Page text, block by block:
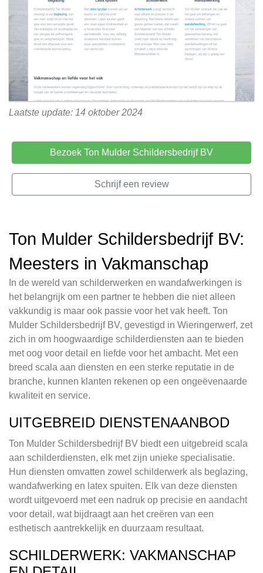
Laatste update: 14 oktober 2024
Bezoek Ton Mulder Schildersbedrijf BV
Schrijf een review
Ton Mulder Schildersbedrijf BV:
Meesters in Vakmanschap
In de wereld van schilderwerken en wandafwerkingen is
het belangrijk om een partner te hebben die niet alleen
vakkundig is maar ook passie voor het vak heeft. Ton
Mulder Schildersbedrijf BV, gevestigd in Wieringerwerf, zet
zich in om hoogwaardige schilderdiensten aan te bieden
met oog voor detail en liefde voor het ambacht. Met een
breed scala aan diensten en een sterke reputatie in de
branche, kunnen klanten rekenen op een ongeëvenaarde
kwaliteit en service.
UITGEBREID DIENSTENAANBOD
Ton Mulder Schildersbedrijf BV biedt een uitgebreid scala
aan schilderdiensten, elk met zijn unieke specialisatie.
Hun diensten omvatten zowel schilderwerk als beglazing,
wandafwerking en latex spuiten. Elk van deze diensten
wordt uitgevoerd met een nadruk op precisie en aandacht
voor detail, wat bijdraagt aan het creëren van een
esthetisch aantrekkelijk en duurzaam resultaat.
SCHILDERWERK: VAKMANSCHAP